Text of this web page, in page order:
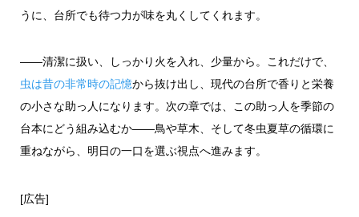
うに、台所でも待つ力が味を丸くしてくれます。
――清潔に扱い、しっかり火を入れ、少量から。これだけで、
虫は昔の非常時の記憶から抜け出し、現代の台所で香りと栄養
の小さな助っ人になります。次の章では、この助っ人を季節の
台本にどう組み込むか――鳥や草木、そして冬虫夏草の循環に
重ねながら、明日の一口を選ぶ視点へ進みます。
[広告]